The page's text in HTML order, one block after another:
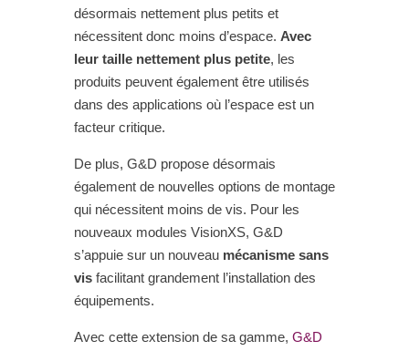
désormais nettement plus petits et
nécessitent donc moins d’espace. Avec
leur taille nettement plus petite, les
produits peuvent également être utilisés
dans des applications où l’espace est un
facteur critique.
De plus, G&D propose désormais
également de nouvelles options de montage
qui nécessitent moins de vis. Pour les
nouveaux modules VisionXS, G&D
s’appuie sur un nouveau mécanisme sans
visfacilitant grandement l’installation des
équipements.
Avec cette extension de sa gamme, G&D